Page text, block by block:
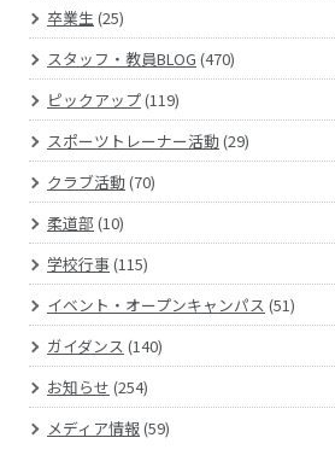
卒業生(25)
スタッフ・教員BLOG (470)
ピックアップ(119)
スポーツトレーナー活動(29)
クラブ活動(70)
柔道部 (10)
学校行事(115)
イベント・オープンキャンパス (51)
ガイダンス (140)
お知らせ (254)
メディア情報(59)